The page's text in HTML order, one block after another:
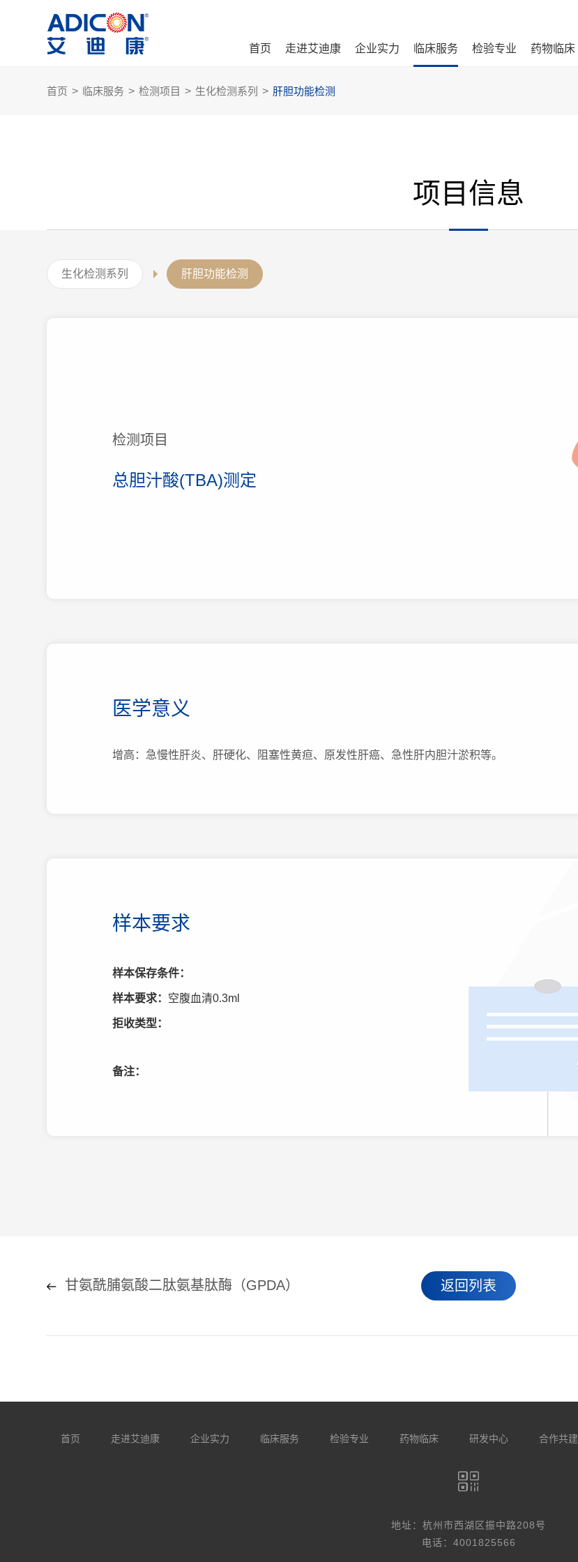
首页 走进艾迪康 企业实力 临床服务 检验专业 药物临床
首页 > 临床服务 > 检测项目 > 生化检测系列 > 肝胆功能检测
项目信息
生化检测系列 肝胆功能检测
检测项目
总胆汁酸(TBA)测定
医学意义
增高：急慢性肝炎、肝硬化、阻塞性黄疸、原发性肝癌、急性肝内胆汁淤积等。
样本要求
样本保存条件：
样本要求： 空腹血清0.3ml
拒收类型：
备注：
甘氨酰脯氨酸二肽氨基肽酶（GPDA） 返回列表
首页 走进艾迪康 企业实力 临床服务 检验专业 药物临床 研发中心 合作共建
地址：杭州市西湖区振中路208号
电话：4001825566